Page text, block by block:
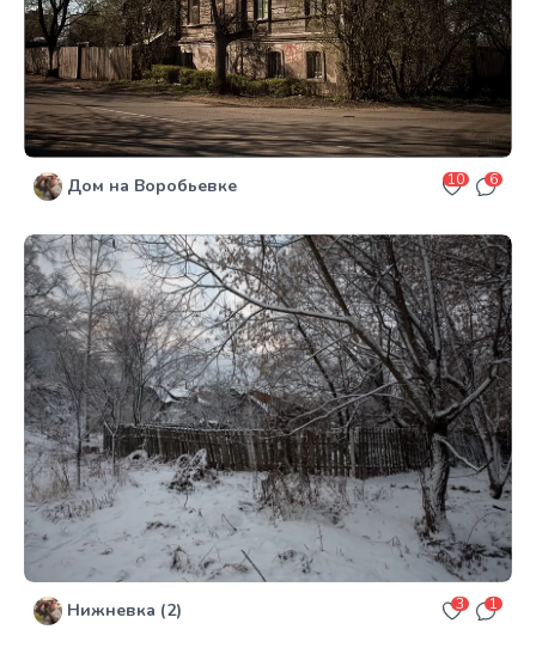
Дом на Воробьевке 10 6
Нижневка (2) 3 1